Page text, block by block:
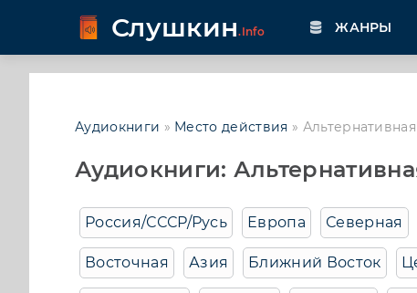
Слушкин.Info ЖАНРЫ
Аудиокниги » Место действия »
Аудиокниги:
Россия/СССР/Русь Европа Северная
Восточная Азия Ближний Восток